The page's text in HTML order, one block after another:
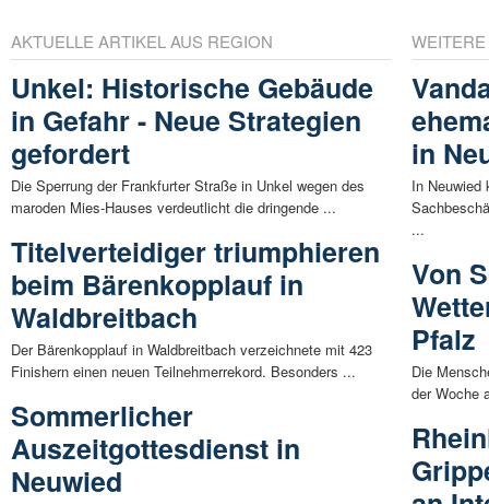
AKTUELLE ARTIKEL AUS REGION
Unkel: Historische Gebäude
in Gefahr - Neue Strategien
gefordert
Die Sperrung der Frankfurter Straße in Unkel wegen des
maroden Mies-Hauses verdeutlicht die dringende ...
Titelverteidiger triumphieren
beim Bärenkopplauf in
Waldbreitbach
Der Bärenkopplauf in Waldbreitbach verzeichnete mit 423
Finishern einen neuen Teilnehmerrekord. Besonders ...
Sommerlicher
Auszeitgottesdienst in
Neuwied
in
In Neuwied
...
Von
Pfalz
Die
der Woche